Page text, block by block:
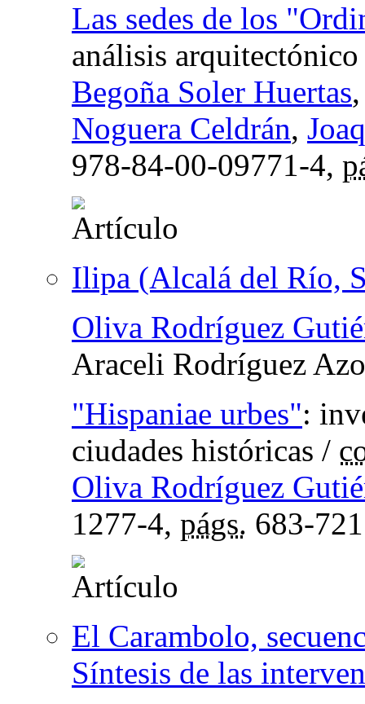
Las sedes de los
análisis
Begoña Soler Huertas
Noguera Celdrán,
978-84-00-09771-4,
Ilipa (Alcalá del Río,
Oliva Rodríguez
Araceli Rodríguez
"Hispaniae urbes":
ciudades históricas /
Oliva Rodríguez
1277-4, págs. 683-721
El Carambolo,
Síntesis de las